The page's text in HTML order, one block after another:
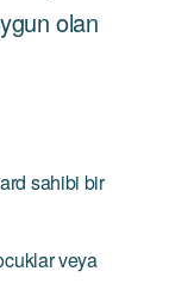
olan
sahibi bir
veya